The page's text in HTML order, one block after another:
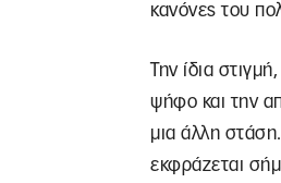
κανόνες του
Την ίδια
ψήφο και την
μια άλλη
εκφράζεται